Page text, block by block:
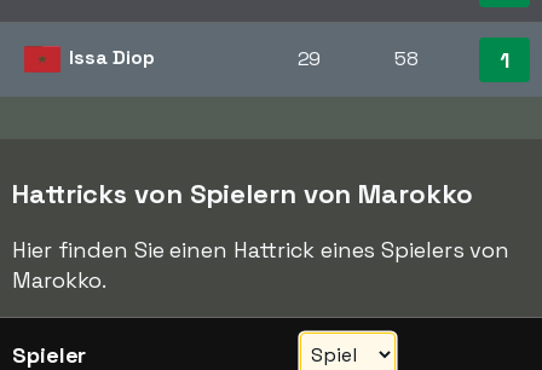
Issa Diop 29 58 1
Hattricks von Spielern von Marokko
Hier finden Sie einen Hattrick eines Spielers von
Marokko.
Spieler